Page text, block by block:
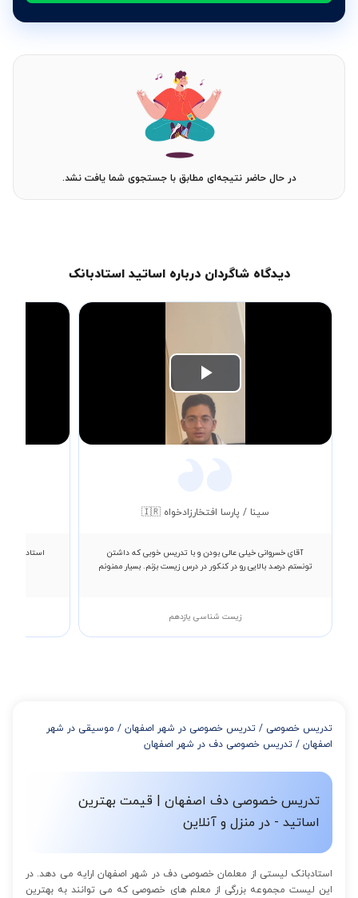
در حال حاضر نتیجه‌ای مطابق با جستجوی شما یافت نشد.
دیدگاه شاگردان درباره اساتید استادبانک
Play
Video
سینا / پارسا افتخارزادخواه 🇮🇷
آقای خسروانی خیلی عالی بودن و با تدریس خوبی که داشتن
تونستم درصد بالایی رو در کنکور در درس زیست بزنم. بسیار ممنونم
زیست شناسی یازدهم
استاد
تدریس خصوصی / تدریس خصوصی در شهر اصفهان / موسیقی در شهر
اصفهان / تدریس خصوصی دف در شهر اصفهان
تدریس خصوصی دف اصفهان | قیمت بهترین
اساتید - در منزل و آنلاین
استادبانک لیستی از معلمان خصوصی دف در شهر اصفهان ارایه می دهد. در
این لیست مجموعه بزرگی از معلم های خصوصی که می توانند به بهترین